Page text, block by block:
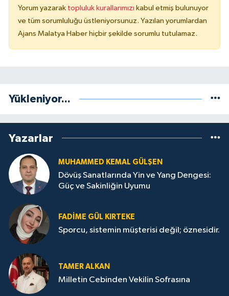
Yorum yazarak topluluk kurallarımızı kabul etmiş bulunuyor
ve tüm sorumluluğu üstleniyorsunuz. Yazılan yorumlardan
Ajans Malatya Haber hiçbir şekilde sorumlu tutulamaz.
Yükleniyor...
Yazarlar
MUHAMMED KEMAL GÜLŞEN
Dövüş Sanatlarında Yin ve Yang Dengesi:
Güç ve Sakinliğin Uyumu
FADIME GÜL KIRTEKE
Sporcu, sistemin müşterisi değil; öznesidir.
TAMER ALKAN
Milletin Cebinden Vekilin Sofrasına